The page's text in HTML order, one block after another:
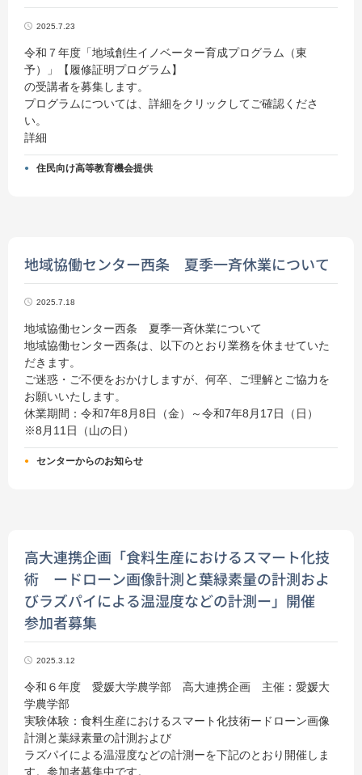
2025.7.23
令和７年度「地域創生イノベーター育成プログラム（東
予）」【履修証明プログラム】
の受講者を募集します。
プログラムについては、詳細をクリックしてご確認くださ
い。
詳細
住民向け高等教育機会提供
地域協働センター西条 夏季一斉休業について
2025.7.18
地域協働センター西条 夏季一斉休業について
地域協働センター西条は、以下のとおり業務を休ませていた
だきます。
ご迷惑・ご不便をおかけしますが、何卒、ご理解とご協力を
お願いいたします。
休業期間：令和7年8月8日（金）～令和7年8月17日（日）
※8月11日（山の日）
センターからのお知らせ
高大連携企画「食料生産におけるスマート化技
術 ードローン画像計測と葉緑素量の計測およ
びラズパイによる温湿度などの計測ー」開催
参加者募集
2025.3.12
令和６年度 愛媛大学農学部 高大連携企画 主催：愛媛大
学農学部
実験体験：食料生産におけるスマート化技術 ードローン画像
計測と葉緑素量の計測および
ラズパイによる温湿度などの計測ーを下記のとおり開催しま
す。参加者募集中です。